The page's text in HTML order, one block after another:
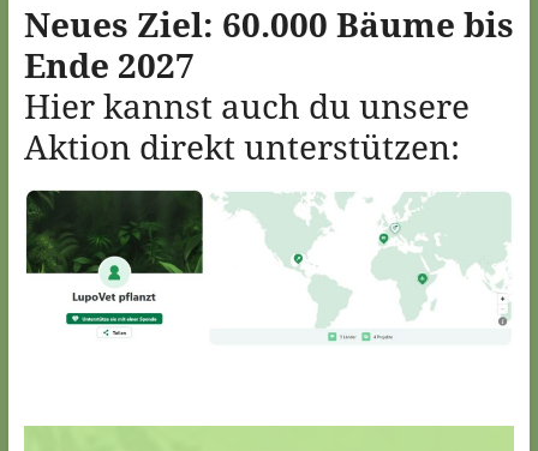
Neues Ziel: 60.000 Bäume bis
Ende 2027
Hier kannst auch du unsere
Aktion direkt unterstützen: